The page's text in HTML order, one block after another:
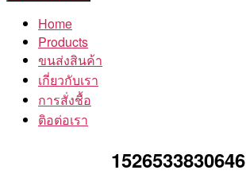
Home
Products
ขนส่งสินค้า
เกี่ยวกับเรา
การสั่งชื้อ
ติอต่อเรา
1526533830646